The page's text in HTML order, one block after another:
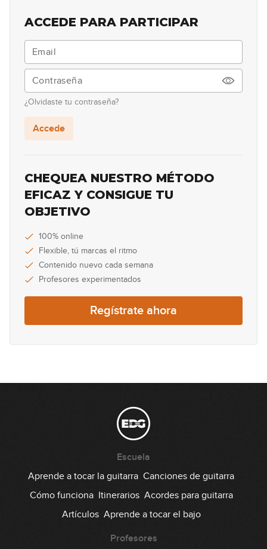
10:27
08:45
08:10
09:51
#11 Groove Funk en Bbm
Picking de 5 Cuerdas
#12 Groove Pop Funk en Gm
#13 Flamenco Fingerstyle en F#m
GRATIS
#14 Groove Funky Slap en Bm
ACCEDE PARA PARTICIPAR
¿Olvidaste tu contraseña?
Accede
CHEQUEA NUESTRO MÉTODO
EFICAZ Y CONSIGUE TU
OBJETIVO
100% online
Flexible, tú marcas el ritmo
Contenido nuevo cada semana
Profesores experimentados
Regístrate ahora
Escuela
Aprende a tocar la guitarra Canciones de guitarra
Cómo funciona Itinerarios Acordes para guitarra
Artículos Aprende a tocar el bajo
Profesores